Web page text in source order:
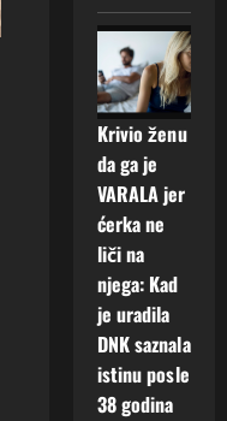
Krivio ženu
da ga je
VARALA jer
ćerka ne
liči na
njega: Kad
je uradila
DNK saznala
istinu posle
38 godina